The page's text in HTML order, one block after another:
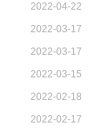
2022-04-22
2022-03-17
2022-03-17
2022-03-15
2022-02-18
2022-02-17